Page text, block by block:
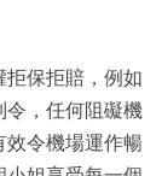
拒保拒賠，例如
令，任何阻礙機
效令機場運作暢